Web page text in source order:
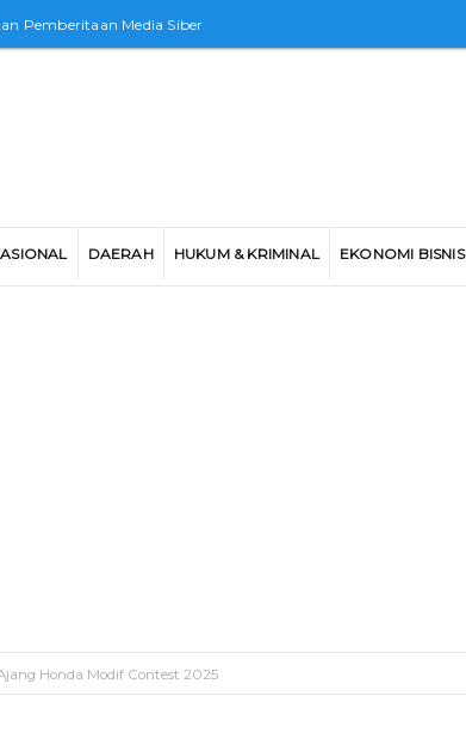
Pemberitaan Media Siber
DAERAH HUKUM & KRIMINAL EKONOMI BISNIS
Honda Modif Contest 2025